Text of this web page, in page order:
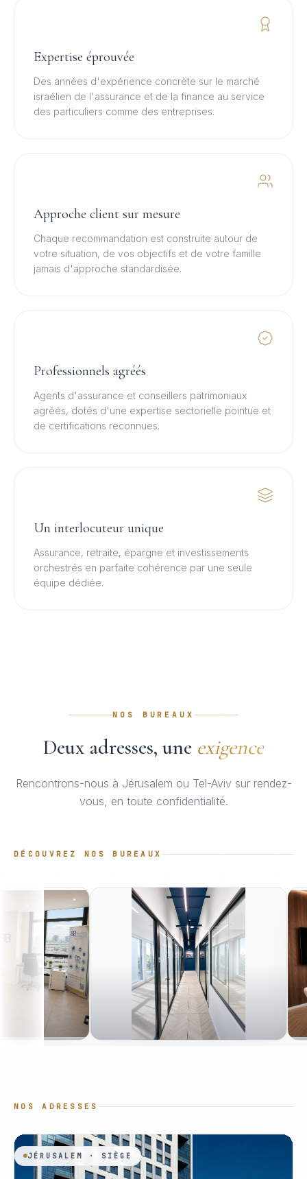
Expertise éprouvée
Des années d'expérience concrète sur le marché
israélien de l'assurance et de la finance au service
des particuliers comme des entreprises.
Approche client sur mesure
Chaque recommandation est construite autour de
votre situation, de vos objectifs et de votre famille
jamais d'approche standardisée.
Professionnels agréés
Agents d'assurance et conseillers patrimoniaux
agréés, dotés d'une expertise sectorielle pointue et
de certifications reconnues.
Un interlocuteur unique
Assurance, retraite, épargne et investissements
orchestrés en parfaite cohérence par une seule
équipe dédiée.
NOS BUREAUX
Deux adresses, une exigence
Rencontrons-nous à Jérusalem ou Tel-Aviv sur rendez-
vous, en toute confidentialité.
DÉCOUVREZ NOS BUREAUX
NOS ADRESSES
JÉRUSALEM · SIÈGE